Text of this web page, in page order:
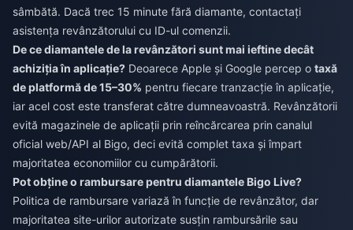
sâmbătă. Dacă trec 15 minute fără diamante, contactați
asistența revânzătorului cu ID-ul comenzii.
De ce diamantele de la revânzători sunt mai ieftine decât
achiziția în aplicație? Deoarece Apple și Google percep o taxă
de platformă de 15–30% pentru fiecare tranzacție în aplicație,
iar acel cost este transferat către dumneavoastră. Revânzătorii
evită magazinele de aplicații prin reîncărcarea prin canalul
oficial web/API al Bigo, deci evită complet taxa și împart
majoritatea economiilor cu cumpărătorii.
Pot obține o rambursare pentru diamantele Bigo Live?
Politica de rambursare variază în funcție de revânzător, dar
majoritatea site-urilor autorizate susțin rambursările sau